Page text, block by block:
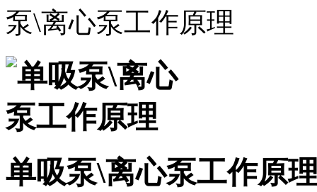
泵\离心泵工作原理
单吸泵\离心泵工作原